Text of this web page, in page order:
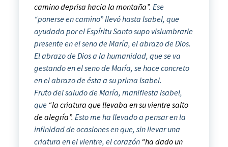
camino deprisa hacia la montaña”. Ese
“ponerse en camino” llevó hasta Isabel, que
ayudada por el Espíritu Santo supo vislumbrarle
presente en el seno de María, el abrazo de Dios.
El abrazo de Dios a la humanidad, que se va
gestando en el seno de María, se hace concreto
en el abrazo de ésta a su prima Isabel.
Fruto del saludo de María, manifiesta Isabel,
que “la criatura que llevaba en su vientre salto
de alegría”. Esto me ha llevado a pensar en la
infinidad de ocasiones en que, sin llevar una
criatura en el vientre, el corazón “ha dado un